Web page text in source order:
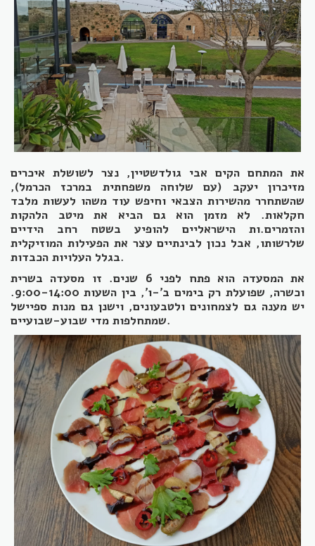
את המתחם הקים אבי גולדשטיין, נצר לשושלת איכרים
מזיכרון יעקב (עם שלוחה משפחתית במרכז הכרמל),
שהשתחרר מהשירות הצבאי וחיפש עוד משהו לעשות מלבד
חקלאות. לא מזמן הוא גם הביא את מיטב הלהקות
והזמרים.ות הישראליים להופיע בשטח רחב הידיים
שלרשותו, אבל נכון לבינתיים עצר את הפעילות המוזיקלית
בגלל העלויות הכבדות.
את המסעדה הוא פתח לפני 6 שנים. זו מסעדה בשרית
וכשרה, שפועלת רק בימים ב'-ו', בין השעות 9:00-14:00.
יש מענה גם לצמחונים ולטבעונים, וישנן גם מנות ספיישל
שמתחלפות מדי שבוע-שבועיים.